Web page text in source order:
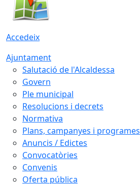
Accedeix
Ajuntament
Salutació de l'Alcaldessa
Govern
Ple municipal
Resolucions i decrets
Normativa
Plans, campanyes i programes
Anuncis / Edictes
Convocatòries
Convenis
Oferta pública